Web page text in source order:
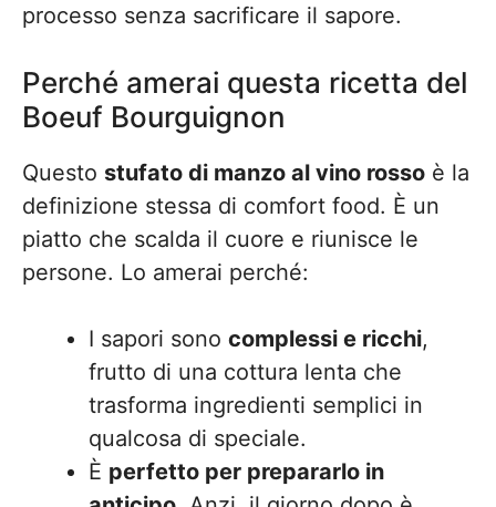
processo senza sacrificare il sapore.
Perché amerai questa ricetta del
Boeuf Bourguignon
Questo stufato di manzo al vino rosso è la
definizione stessa di comfort food. È un
piatto che scalda il cuore e riunisce le
persone. Lo amerai perché:
I sapori sono complessi e ricchi,
frutto di una cottura lenta che
trasforma ingredienti semplici in
qualcosa di speciale.
È perfetto per prepararlo in